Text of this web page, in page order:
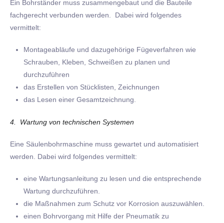
Ein Bohrständer muss zusammengebaut und die Bauteile
fachgerecht verbunden werden. Dabei wird folgendes
vermittelt:
Montageabläufe und dazugehörige Fügeverfahren wie
Schrauben, Kleben, Schweißen zu planen und
durchzuführen
das Erstellen von Stücklisten, Zeichnungen
das Lesen einer Gesamtzeichnung.
4. Wartung von technischen Systemen
Eine Säulenbohrmaschine muss gewartet und automatisiert
werden. Dabei wird folgendes vermittelt:
eine Wartungsanleitung zu lesen und die entsprechende
Wartung durchzuführen.
die Maßnahmen zum Schutz vor Korrosion auszuwählen.
einen Bohrvorgang mit Hilfe der Pneumatik zu